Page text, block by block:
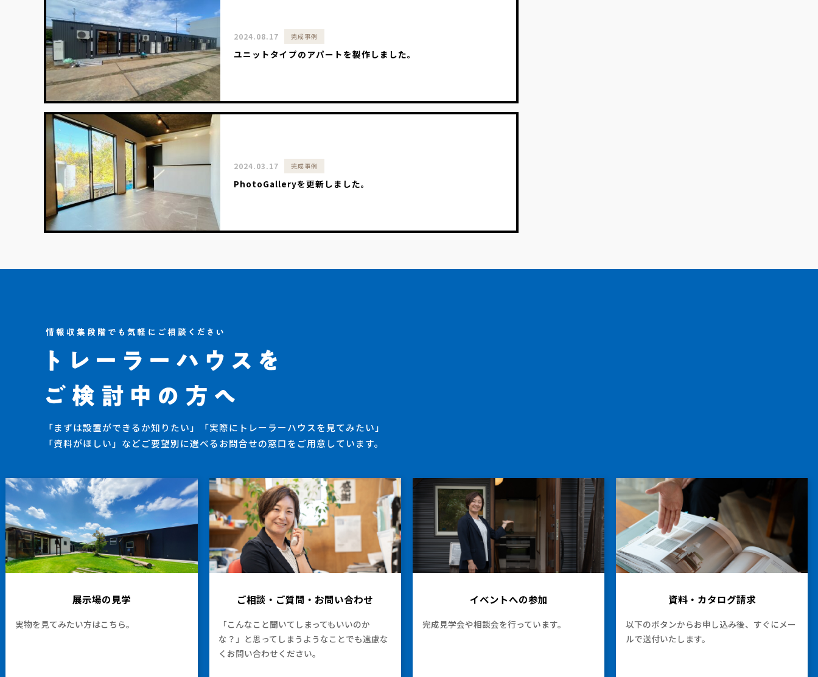
2024.08.17 完成事例
ユニットタイプのアパートを製作しました。
2024.03.17 完成事例
PhotoGalleryを更新しました。
「まずは設置ができるか知りたい」「実際にトレーラーハウスを見てみたい」
「資料がほしい」などご要望別に選べるお問合せの窓口をご用意しています。
展示場の見学
実物を見てみたい方はこちら。
ご相談・ご質問・ お問い合わせ
「こんなこと聞いてしまってもいいのか
な？」と思ってしまうようなことでも遠慮な
くお問い合わせください。
イベントへの参加
完成見学会や相談会を行っています。
資料・カタログ請求
以下のボタンからお申し込み後、すぐにメー
ルで送付いたします。